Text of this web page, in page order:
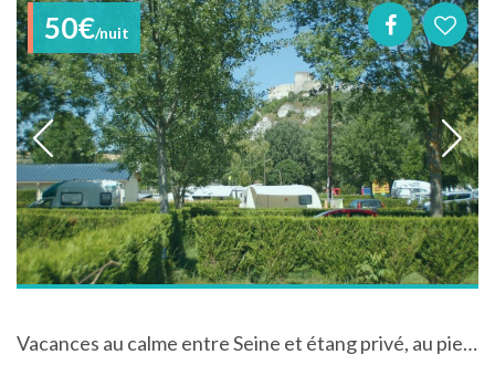
50€/nuit
Vacances au calme entre Seine et étang privé, au pied de Château Gaillard